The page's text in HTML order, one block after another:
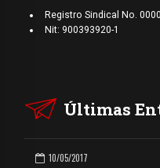
Registro Sindical No.
Nit: 900393920-1
Últimas
10/05/2017